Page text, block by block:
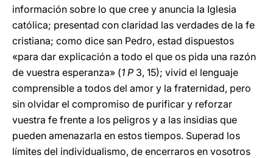
información sobre lo que cree y anuncia la Iglesia
católica; presentad con claridad las verdades de la fe
cristiana; como dice san Pedro, estad dispuestos
«para dar explicación a todo el que os pida una razón
de vuestra esperanza» (1 P 3, 15); vivid el lenguaje
comprensible a todos del amor y la fraternidad, pero
sin olvidar el compromiso de purificar y reforzar
vuestra fe frente a los peligros y a las insidias que
pueden amenazarla en estos tiempos. Superad los
límites del individualismo, de encerraros en vosotros